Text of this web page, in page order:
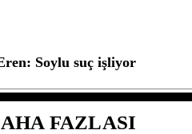
Soylu suç işliyor
FAZLASI